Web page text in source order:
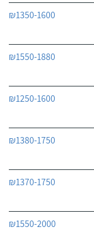
₪1350-1600
₪1550-1880
₪1250-1600
₪1380-1750
₪1370-1750
₪1550-2000